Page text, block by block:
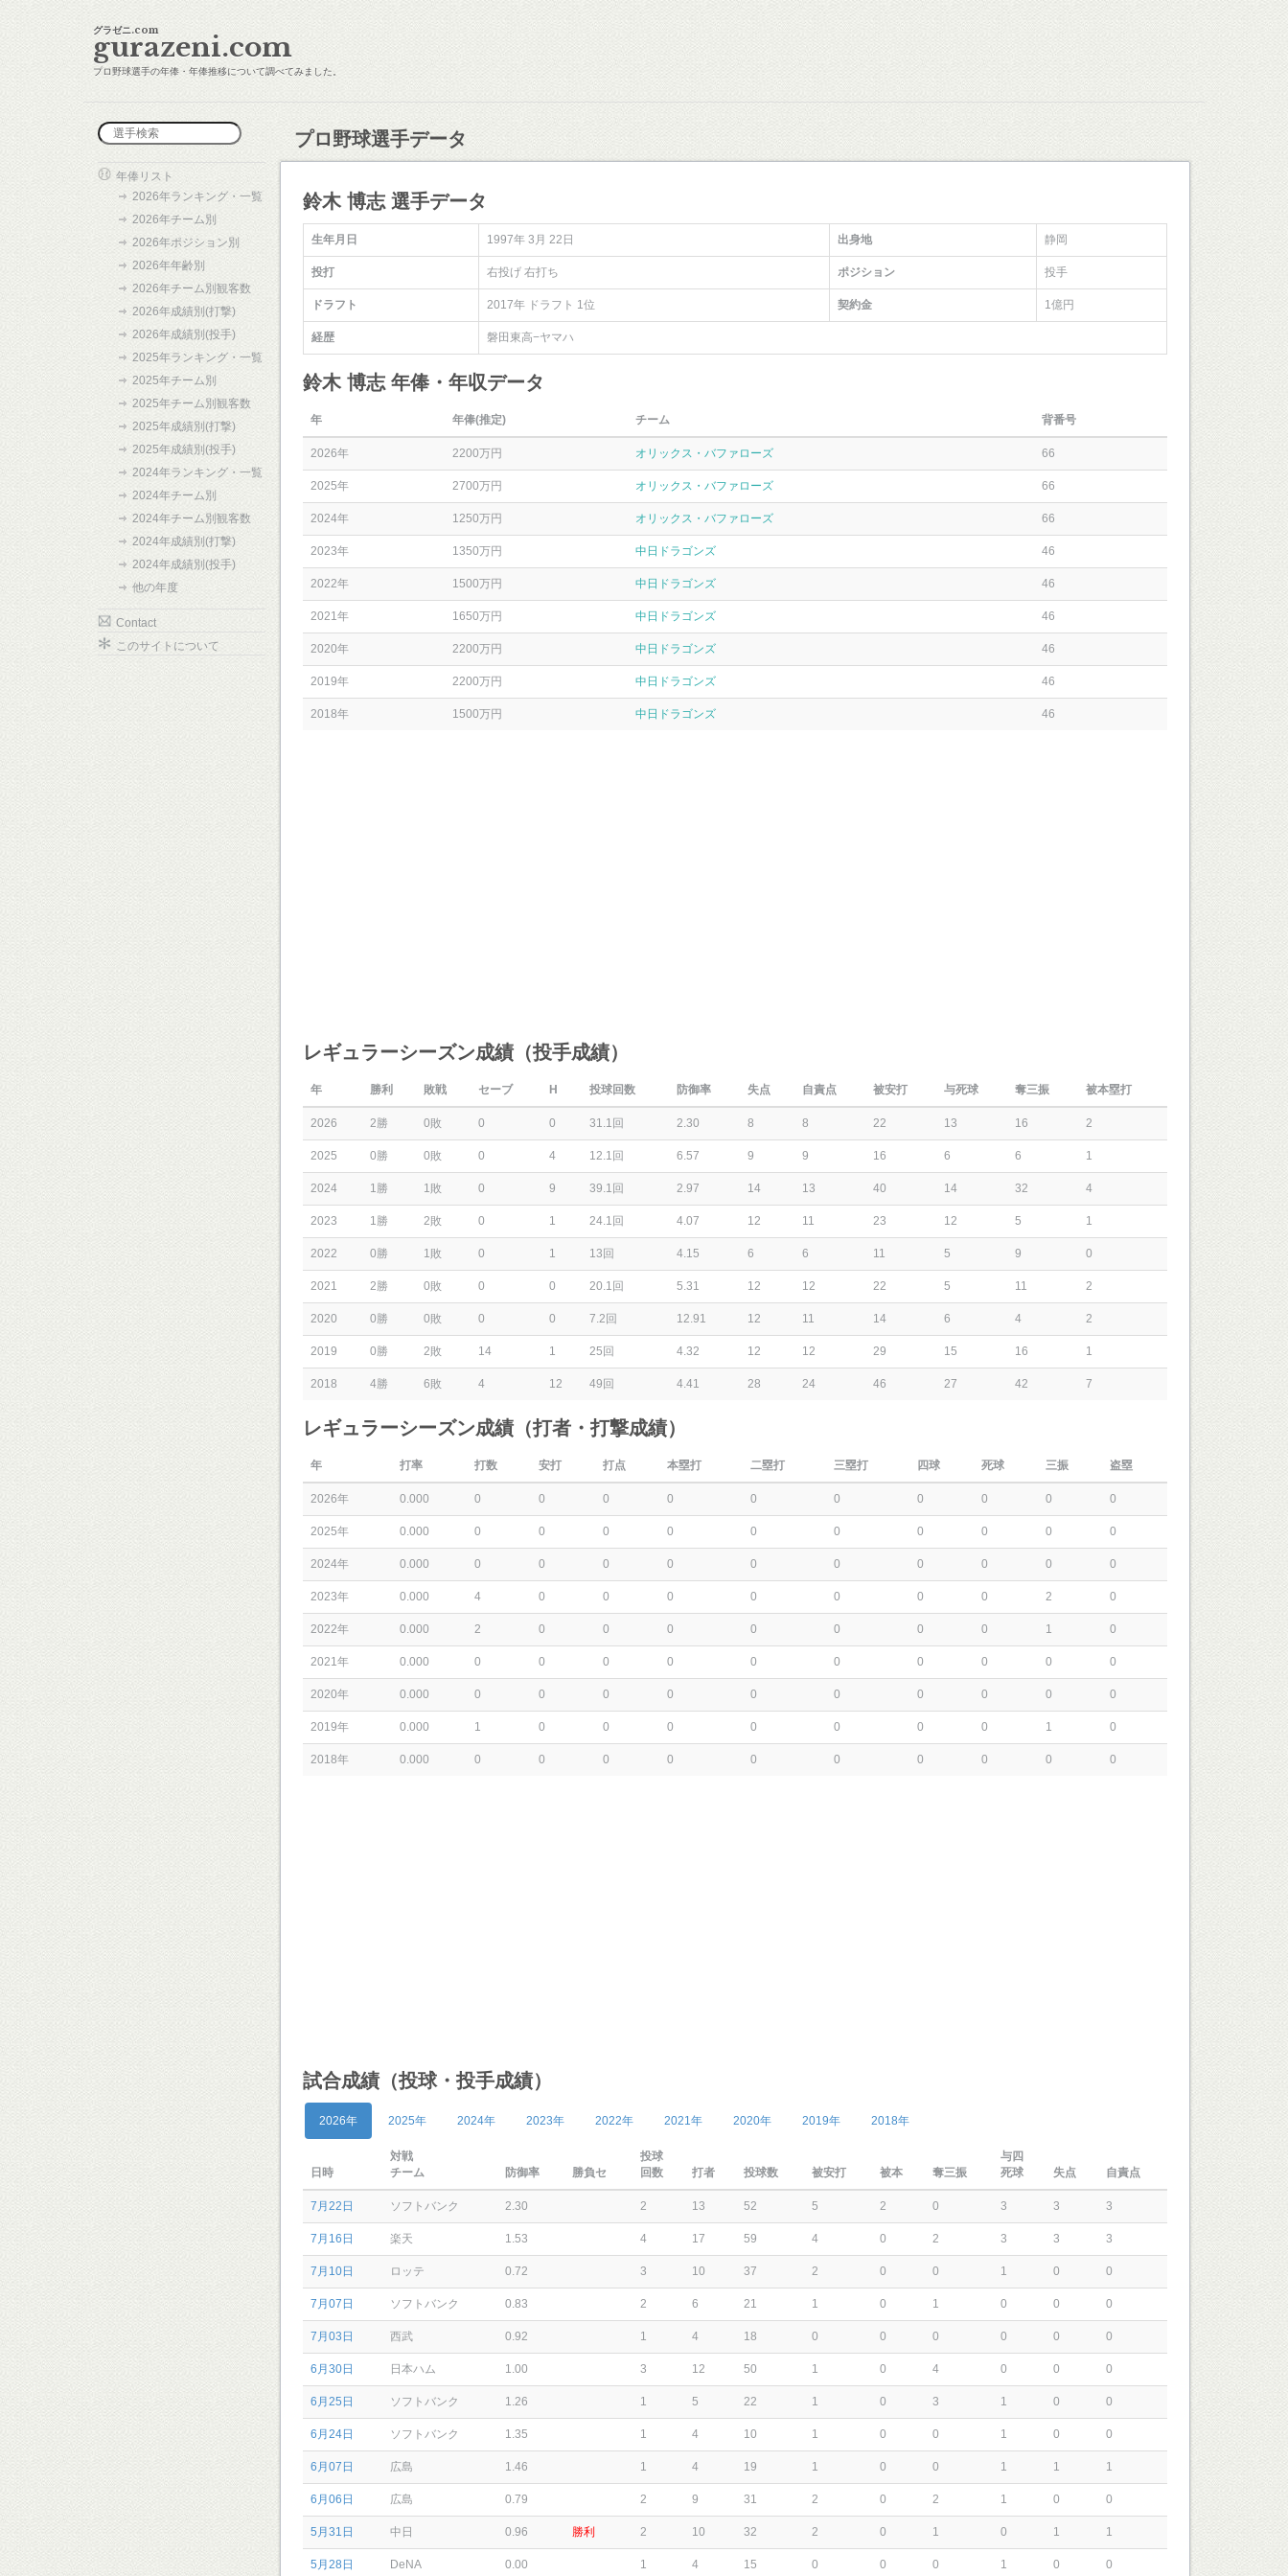
グラゼニ.com
gurazeni.com
プロ野球選手の年俸・年俸推移について調べてみました。
年俸リスト
2026年ランキング・一覧
2026年チーム別
2026年ポジション別
2026年年齢別
2026年チーム別観客数
2026年成績別(打撃)
2026年成績別(投手)
2025年ランキング・一覧
2025年チーム別
2025年チーム別観客数
2025年成績別(打撃)
2025年成績別(投手)
2024年ランキング・一覧
2024年チーム別
2024年チーム別観客数
2024年成績別(打撃)
2024年成績別(投手)
他の年度
Contact
このサイトについて
プロ野球選手データ
鈴木 博志 選手データ
生年月日 1997年 3月 22日 出身地 静岡
投打 右投げ 右打ち ポジション 投手
ドラフト 2017年 ドラフト 1位 契約金 1億円
経歴 磐田東高−ヤマハ
鈴木 博志 年俸・年収データ
年 年俸(推定) チーム 背番号
2026年 2200万円 オリックス・バファローズ 66
2025年 2700万円 オリックス・バファローズ 66
2024年 1250万円 オリックス・バファローズ 66
2023年 1350万円 中日ドラゴンズ 46
2022年 1500万円 中日ドラゴンズ 46
2021年 1650万円 中日ドラゴンズ 46
2020年 2200万円 中日ドラゴンズ 46
2019年 2200万円 中日ドラゴンズ 46
2018年 1500万円 中日ドラゴンズ 46
レギュラーシーズン成績（投手成績）
年 勝利 敗戦 セーブ H 投球回数 防御率 失点 自責点 被安打 与死球 奪三振 被本塁打
2026 2勝 0敗 0 0 31.1回 2.30 8 8 22 13 16 2
2025 0勝 0敗 0 4 12.1回 6.57 9 9 16 6 6 1
2024 1勝 1敗 0 9 39.1回 2.97 14 13 40 14 32 4
2023 1勝 2敗 0 1 24.1回 4.07 12 11 23 12 5 1
2022 0勝 1敗 0 1 13回 4.15 6 6 11 5 9 0
2021 2勝 0敗 0 0 20.1回 5.31 12 12 22 5 11 2
2020 0勝 0敗 0 0 7.2回 12.91 12 11 14 6 4 2
2019 0勝 2敗 14 1 25回 4.32 12 12 29 15 16 1
2018 4勝 6敗 4 12 49回 4.41 28 24 46 27 42 7
レギュラーシーズン成績（打者・打撃成績）
年 打率 打数 安打 打点 本塁打 二塁打 三塁打 四球 死球 三振 盗塁
2026年 0.000 0 0 0 0 0 0 0 0 0 0
2025年 0.000 0 0 0 0 0 0 0 0 0 0
2024年 0.000 0 0 0 0 0 0 0 0 0 0
2023年 0.000 4 0 0 0 0 0 0 0 2 0
2022年 0.000 2 0 0 0 0 0 0 0 1 0
2021年 0.000 0 0 0 0 0 0 0 0 0 0
2020年 0.000 0 0 0 0 0 0 0 0 0 0
2019年 0.000 1 0 0 0 0 0 0 0 1 0
2018年 0.000 0 0 0 0 0 0 0 0 0 0
試合成績（投球・投手成績）
2026年 2025年 2024年 2023年 2022年 2021年 2020年 2019年 2018年
日時
対戦
チーム
防御率 勝負セ
投球
回数
打者 投球数 被安打 被本 奪三振
与四
死球
失点 自責点
7月22日 ソフトバンク 2.30 2 13 52 5 2 0 3 3 3
7月16日 楽天 1.53 4 17 59 4 0 2 3 3 3
7月10日 ロッテ 0.72 3 10 37 2 0 0 1 0 0
7月07日 ソフトバンク 0.83 2 6 21 1 0 1 0 0 0
7月03日 西武 0.92 1 4 18 0 0 0 0 0 0
6月30日 日本ハム 1.00 3 12 50 1 0 4 0 0 0
6月25日 ソフトバンク 1.26 1 5 22 1 0 3 1 0 0
6月24日 ソフトバンク 1.35 1 4 10 1 0 0 1 0 0
6月07日 広島 1.46 1 4 19 1 0 0 1 1 1
6月06日 広島 0.79 2 9 31 2 0 2 1 0 0
5月31日 中日 0.96 勝利 2 10 32 2 0 1 0 1 1
5月28日 DeNA 0.00 1 4 15 0 0 0 1 0 0